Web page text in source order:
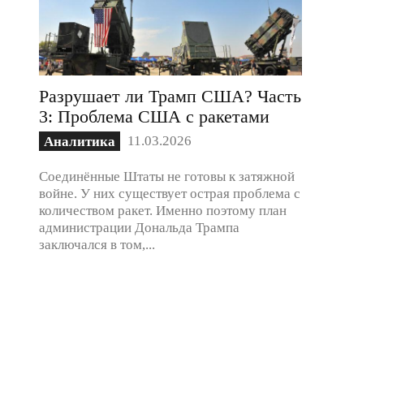
Разрушает ли Трамп США? Часть
3: Проблема США с ракетами
Аналитика 11.03.2026
Соединённые Штаты не готовы к затяжной
войне. У них существует острая проблема с
количеством ракет. Именно поэтому план
администрации Дональда Трампа
заключался в том,...